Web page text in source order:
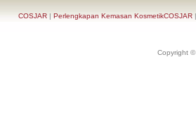
COSJAR| Perlengkapan Kemasan KosmetikCOSJAR|
Copyright